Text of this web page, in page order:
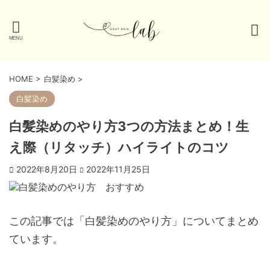
HOME > 白髪染め >
白髪染め
白髪染めのやり方3つの方法まとめ！生
え際（リタッチ）ハイライトのコツ
2022年8月20日 2022年11月25日
この記事では「白髪染めのやり方」についてまとめ
ています。